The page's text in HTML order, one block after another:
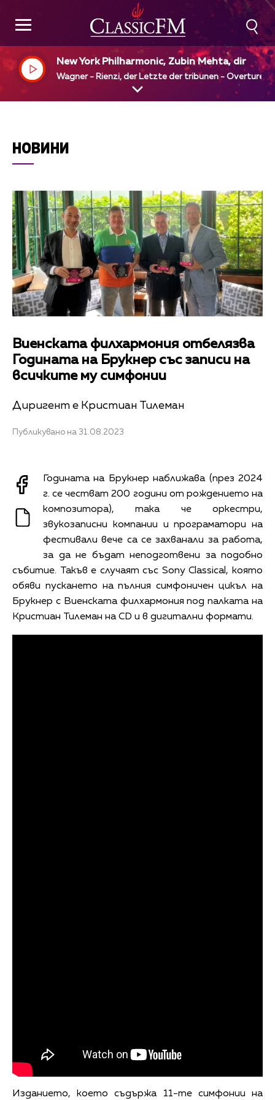
New York Philharmonic, Zubin Mehta, dir
Wagner - Rienzi, der Letzte der tribunen - Overture
НОВИНИ
Виенската филхармония отбелязва
Годината на Брукнер със записи на
всичките му симфонии
Диригент е Кристиан Тилеман
Публикувано на 31.08.2023
Годината на Брукнер наближава (през 2024
г. се честват 200 години от рождението на
композитора), така че оркестри,
звукозаписни компании и програматори на
фестивали вече са се захванали за работа,
за да не бъдат неподготвени за подобно
събитие. Такъв е случаят със Sony Classical, която
обяви пускането на пълния симфоничен цикъл на
Брукнер с Виенската филхармония под палката на
Кристиан Тилеман на CD и в дигитални формати.
Изданието, което съдържа 11-те симфонии на